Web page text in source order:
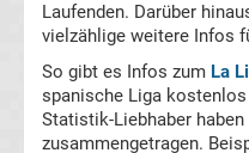
1
DTM
Laufenden. Darüber
vielzählige weitere Infos
So gibt es Infos zum La
spanische Liga
Statistik-Liebhaber
zusammengetragen.